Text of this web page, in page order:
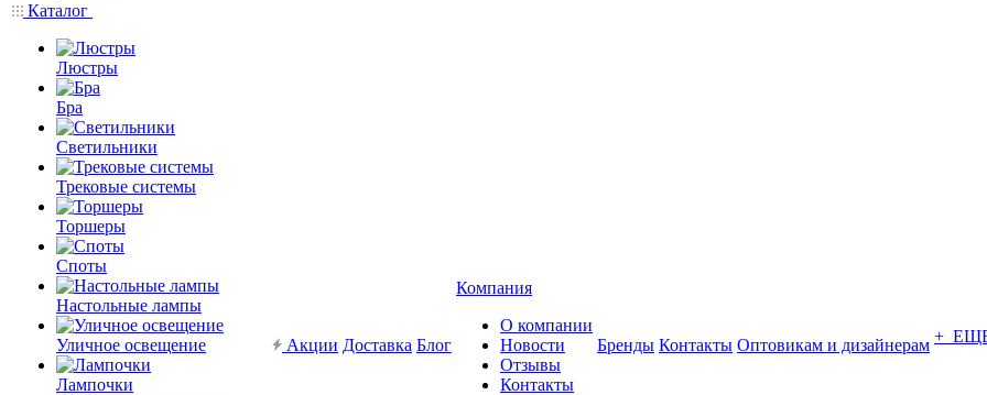
Каталог
Люстры
Бра
Светильники
Трековые системы
Торшеры
Споты
Настольные лампы
Уличное освещение
Лампочки
Акции Доставка Блог
Компания
О компании
Новости
Отзывы
Контакты
Бренды Контакты Оптовикам и дизайнерам +